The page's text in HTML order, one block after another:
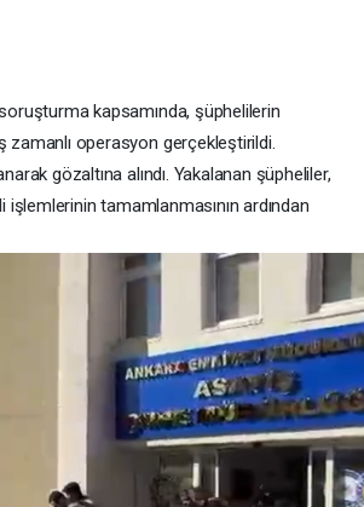
kapsamında, şüphelilerin
zamanlı operasyon gerçekleştirildi.
gözaltına alındı. Yakalanan şüpheliler,
işlemlerinin tamamlanmasının ardından